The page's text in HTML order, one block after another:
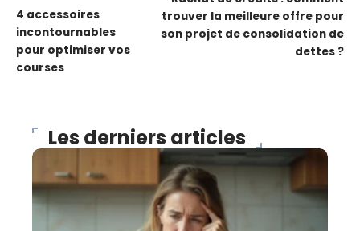
4 accessoires
incontournables
pour optimiser vos
courses
trouver la meilleure offre pour
son projet de consolidation de
dettes ?
Les derniers articles